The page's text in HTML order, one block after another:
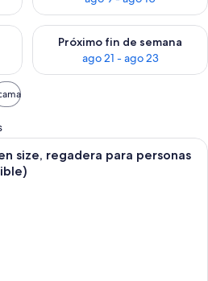
este fin de semana ago 14 -
Próximo fin de semana
ago 21 - ago 23
Consulta la disponibilidad
Habitación de hotel con dos camas,
size, regadera para personas